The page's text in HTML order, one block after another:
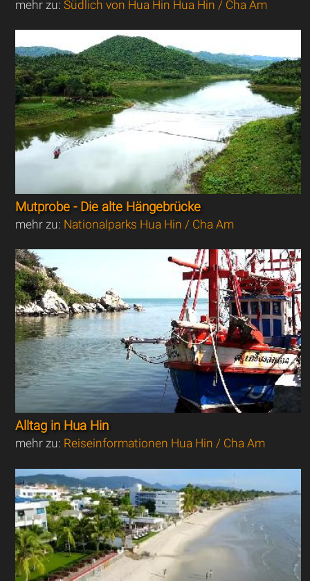
mehr zu:Südlich von Hua Hin Hua Hin / Cha Am
Mutprobe - Die alte Hängebrücke
mehr zu: Nationalparks Hua Hin / Cha Am
Alltag in Hua Hin
mehr zu: Reiseinformationen Hua Hin / Cha Am